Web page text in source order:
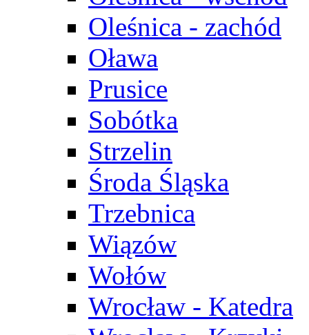
Oleśnica - zachód
Oława
Prusice
Sobótka
Strzelin
Środa Śląska
Trzebnica
Wiązów
Wołów
Wrocław - Katedra